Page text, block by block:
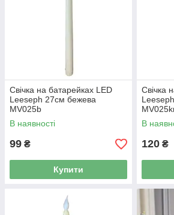
Свічка на батарейках LED
Leeseph 27см бежева
MV025b
В наявності
99 ₴
Купити
Cвічка
В
120 ₴